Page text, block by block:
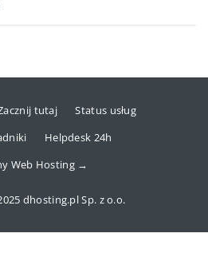
tutaj
Status usług
Helpdesk 24h
Web Hosting →
dhosting.pl Sp. z o.o.